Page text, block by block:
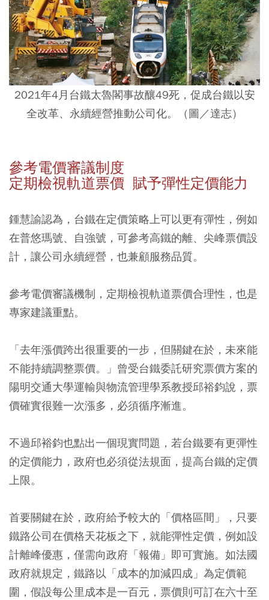
2021年4月台鐵太魯閣事故釀49死，促成台鐵以安
全改革、永續經營推動公司化。（圖／達志）
參考電價審議制度
定期檢視軌道票價 賦予彈性定價能力
鍾慧諭認為，台鐵在定價策略上可以更有彈性，例如
在普悠瑪號、自強號，可參考高鐵的離、尖峰票價設
計，讓公司永續經營，也兼顧服務品質。
參考電價審議機制，定期檢視軌道票價合理性，也是
專家建議重點。
「去年漲價跨出很重要的一步，但關鍵在於，未來能
不能持續調整票價。」曾受台鐵委託研究票價方案的
陽明交通大學運輸與物流管理學系教授邱裕鈞說，票
價確實很難一次漲多，必須循序漸進。
不過邱裕鈞也點出一個現實問題，若台鐵要有更彈性
的定價能力，政府也必須從法規面，提高台鐵的定價
上限。
首要關鍵在於，政府給予較大的「價格區間」，只要
鐵路公司在價格天花板之下，就能彈性定價，例如設
計離峰優惠，僅需向政府「報備」即可實施。如法國
政府就規定，鐵路以「成本的加減四成」為定價範
圍，假設每公里成本是一百元，票價則可訂在六十至